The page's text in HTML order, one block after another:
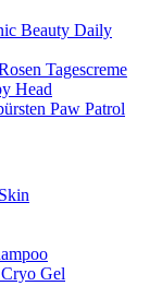
Beauty Daily
Tagescreme
Head
Paw Patrol
Gel